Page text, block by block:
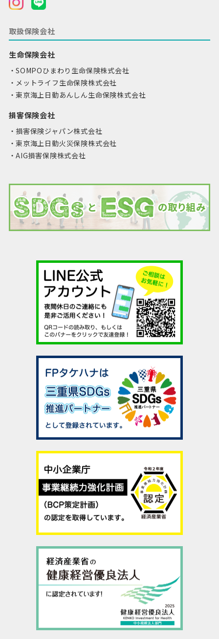
取扱保険会社
生命保険会社
SOMPOひまわり生命保険株式会社
メットライフ生命保険株式会社
東京海上日動あんしん生命保険株式会社
損害保険会社
損害保険ジャパン株式会社
東京海上日動火災保険株式会社
AIG損害保険株式会社